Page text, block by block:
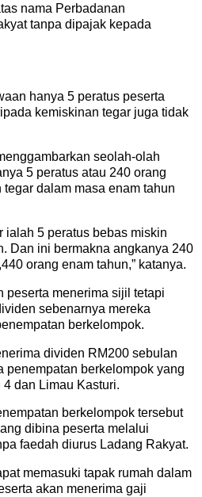
nama Perbadanan
tanpa dipajak kepada
hanya 5 peratus peserta
kemiskinan tegar juga tidak
seolah-olah
5 peratus atau 240 orang
dalam masa enam tahun
ialah 5 peratus bebas miskin
Dan ini bermakna angkanya 240
orang enam tahun,” katanya.
peserta menerima sijil tetapi
sebenarnya mereka
berkelompok.
dividen RM200 sebulan
penempatan berkelompok yang
dan Limau Kasturi.
berkelompok tersebut
dibina peserta melalui
faedah diurus Ladang Rakyat.
memasuki tapak rumah dalam
akan menerima gaji